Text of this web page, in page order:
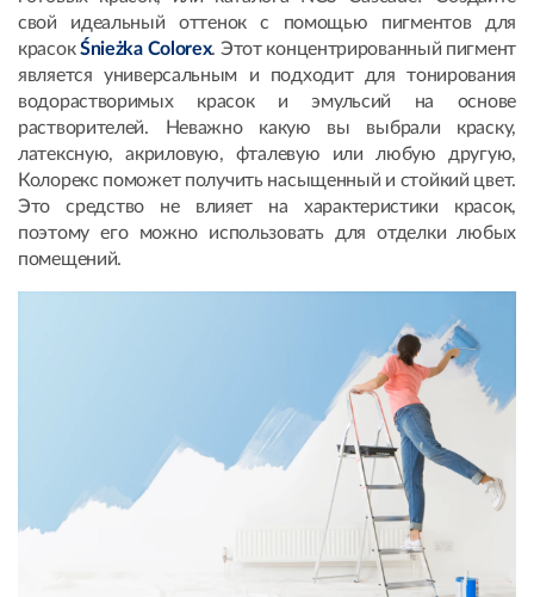
свой идеальный оттенок с помощью пигментов для
красокŚnieżka Colorex. Этот концентрированный пигмент
является универсальным и подходит для тонирования
водорастворимых красок и эмульсий на основе
растворителей. Неважно какую вы выбрали краску,
латексную, акриловую, фталевую или любую другую,
Колорекс поможет получить насыщенный и стойкий цвет.
Это средство не влияет на характеристики красок,
поэтому его можно использовать для отделки любых
помещений.